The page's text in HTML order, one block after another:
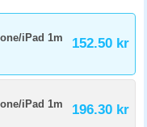
iPad 1m
152.50 kr
iPad 1m
196.30 kr